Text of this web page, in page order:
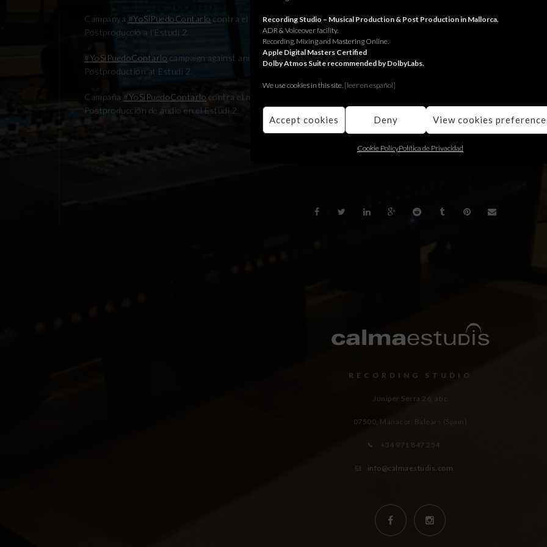
Recording Studio – Musical Production & Post Production in Mallorca.
ADR & Voiceover facility.
Recording, Mixing and Mastering Online.
Apple Digital Masters Certified
Dolby Atmos Suite recommended by DolbyLabs.
We use cookies in this site. [leer en español]
Accept cookies Deny View cookies
Cookie PolicyPolítica de Privacidad
Campanya ‪#‎YoSiPuedoContarlo contra el maltractament animal. Música composta i produïda als nostres estudis.
Postproducció a l’Estudi 2.
‪#‎YoSiPuedoContarlo campaign against animal mistreatment. Music composed and produced at our studios.
Postproduction at Estudi 2.
Campaña ‪#‎YoSiPuedoContarlo ‬ contra el maltrato animal. Música compuesta y producida en nuestros estudios.
Postproducción de audio en el Estudi 2.
BACK
RECORDING STUDIO
Juniper Serra 26, àtic
07500, Manacor, Balears (Spain)
+34 971 847 254
info@calmaestudis.com